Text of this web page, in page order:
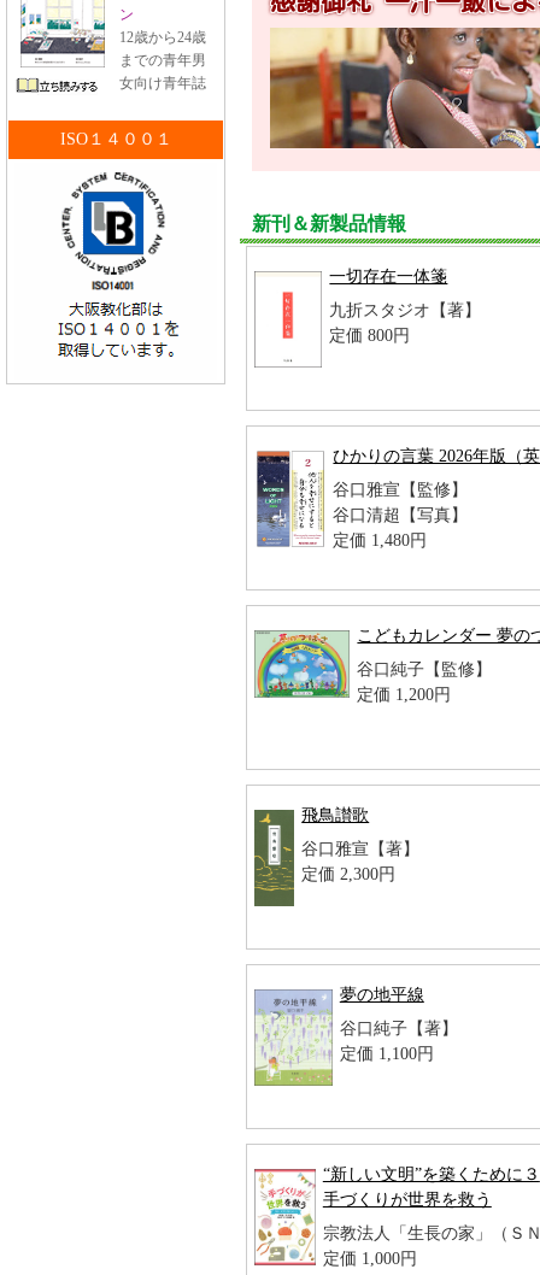
新刊＆新製品情報
一切存在一体箋
九折スタジオ【著】
定価 800円
ひかりの言葉 2026年版（
谷口雅宣【監修】
谷口清超【写真】
定価 1,480円
こどもカレンダー 夢の
谷口純子【監修】
定価 1,200円
飛鳥讃歌
谷口雅宣【著】
定価 2,300円
夢の地平線
谷口純子【著】
定価 1,100円
“新しい文明”を築くために３
手づくりが世界を救う
宗教法人「生長の家」（Ｓ
定価 1,000円
ン
12歳から24歳
までの青年男
女向け青年誌
ISO１４００１